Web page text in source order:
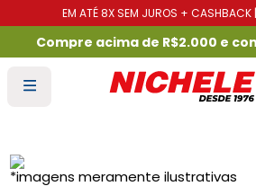
EM ATÉ 8X SEM JUROS + CASHBACK
Compre acima de R$2.000 e